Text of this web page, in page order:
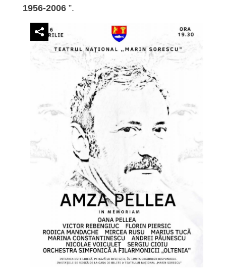
1956-2006 ”.